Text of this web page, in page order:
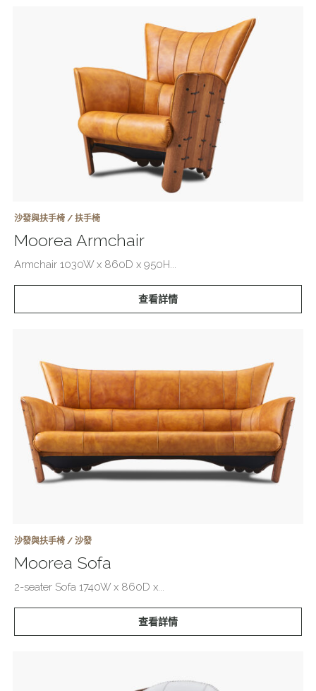
沙發與扶手椅 / 扶手椅
Moorea Armchair
Armchair 1030W x 860D x 950H...
查看詳情
沙發與扶手椅 / 沙發
Moorea Sofa
2-seater Sofa 1740W x 860D x...
查看詳情